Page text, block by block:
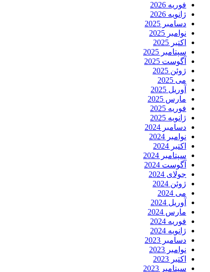
فوریه 2026
ژانویه 2026
دسامبر 2025
نوامبر 2025
اکتبر 2025
سپتامبر 2025
آگوست 2025
ژوئن 2025
می 2025
آوریل 2025
مارس 2025
فوریه 2025
ژانویه 2025
دسامبر 2024
نوامبر 2024
اکتبر 2024
سپتامبر 2024
آگوست 2024
جولای 2024
ژوئن 2024
می 2024
آوریل 2024
مارس 2024
فوریه 2024
ژانویه 2024
دسامبر 2023
نوامبر 2023
اکتبر 2023
سپتامبر 2023